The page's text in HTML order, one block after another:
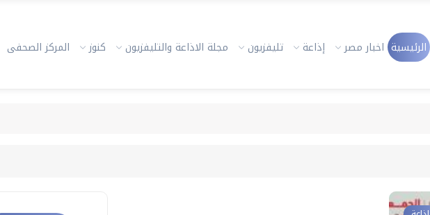
الرئيسية اخبار مصر إذاعة تليفزيون مجلة الاذاعة والتليفزيون كنوز المركز الصحفى